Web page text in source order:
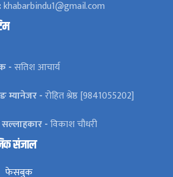
khabarbindu1@gmail.com
-सतिश आचार्य
म्यानेजर -रोहित श्रेष्ठ [9841055202]
-विकाश चौधरी
संजाल
फेसबुक